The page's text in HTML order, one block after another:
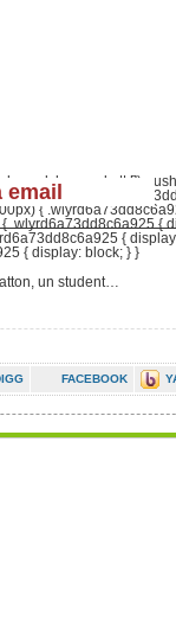
||
1201px) {
{
.wlyrd6a73dd8c6a925 {
{
{ display: block; } }
un student…
FACEBOOK